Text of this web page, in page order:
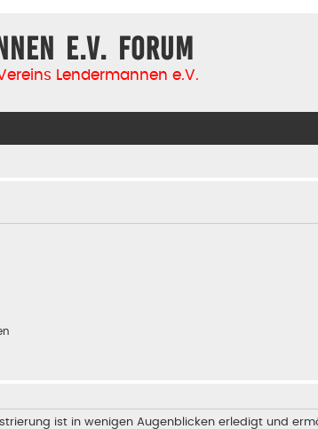
e.V. Forum
Lendermannen e.V.
ist in wenigen Augenblicken erledigt und